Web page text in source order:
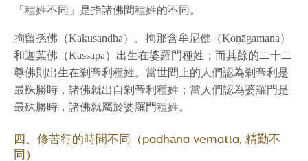
「種姓不同」是指諸佛間種姓的不同。
拘留孫佛（Kakusandha）、拘那含牟尼佛（Koṇāgamana）
和迦葉佛（Kassapa）出生在婆羅門種姓；而其餘的二十二
尊佛則出生在剎帝利種姓。當世間上的人們認為剎帝利是
最殊勝時，諸佛就出自剎帝利種姓；當人們認為婆羅門是
最殊勝時，諸佛就屬於婆羅門種姓。
四、修苦行的時間不同（padhāna vematta, 精勤不
同）